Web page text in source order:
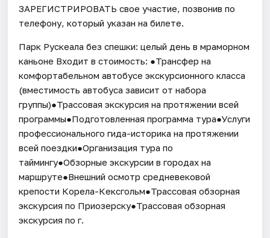
ЗАРЕГИСТРИРОВАТЬ свое участие, позвонив по
телефону, который указан на билете.
Парк Рускеала без спешки: целый день в мраморном
каньоне Входит в стоимость: ●Трансфер на
комфортабельном автобусе экскурсионного класса
(вместимость автобуса зависит от набора
группы)●Трассовая экскурсия на протяжении всей
программы●Подготовленная программа тура●Услуги
профессионального гида-историка на протяжении
всей поездки●Организация тура по
таймингу●Обзорные экскурсии в городах на
маршруте●Внешний осмотр средневековой
крепости Корела-Кексгольм●Трассовая обзорная
экскурсия по Приозерску●Трассовая обзорная
экскурсия по г.